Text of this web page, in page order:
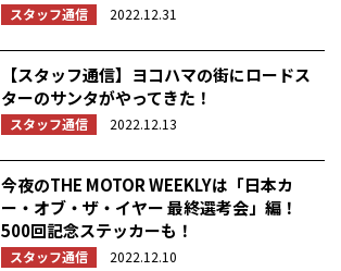
スタッフ通信 2022.12.31
【スタッフ通信】ヨコハマの街にロードス
ターのサンタがやってきた！
スタッフ通信 2022.12.13
今夜のTHE MOTOR WEEKLYは「日本カ
ー・オブ・ザ・イヤー 最終選考会」編！
500回記念ステッカーも！
スタッフ通信 2022.12.10